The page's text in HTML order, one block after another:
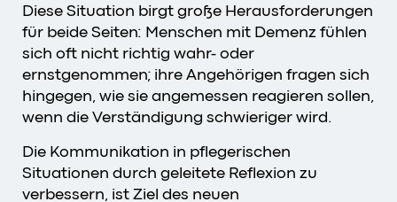
Diese Situation birgt große Herausforderungen
für beide Seiten: Menschen mit Demenz fühlen
sich oft nicht richtig wahr- oder
ernstgenommen; ihre Angehörigen fragen sich
hingegen, wie sie angemessen reagieren sollen,
wenn die Verständigung schwieriger wird.
Die Kommunikation in pflegerischen
Situationen durch geleitete Reflexion zu
verbessern, ist Ziel des neuen